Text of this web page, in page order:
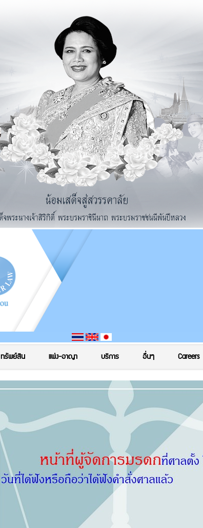
ทรัพย์สิน แพ่ง-อาญา บริการ อื่นๆ Careers